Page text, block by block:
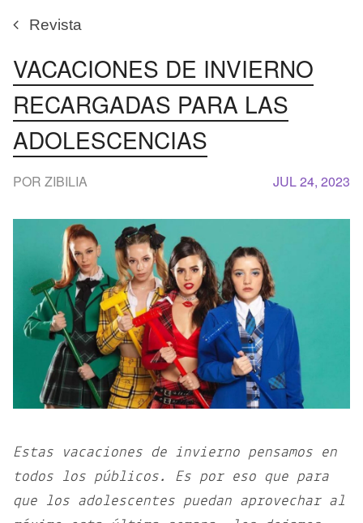
Revista
VACACIONES DE INVIERNO
RECARGADAS PARA LAS
ADOLESCENCIAS
JUL 24, 2023
POR ZIBILIA
Estas vacaciones de invierno pensamos en
todos los públicos. Es por eso que para
que los adolescentes puedan aprovechar al